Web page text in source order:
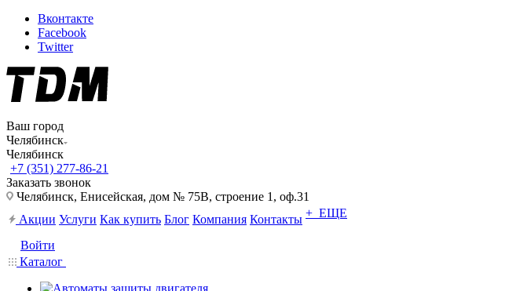
Вконтакте
Facebook
Twitter
Ваш город
Челябинск
Челябинск
+7 (351) 277-86-21
Заказать звонок
Челябинск, Енисейская, дом № 75В, строение 1, оф.31
Акции Услуги Как купить Блог Компания Контакты + ЕЩЕ
Войти
Каталог